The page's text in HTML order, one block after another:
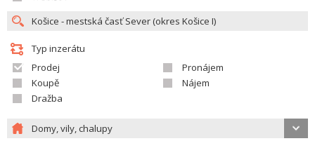
Typ inzerátu
Prodej
Pronájem
Koupě
Nájem
Dražba
Domy, vily, chalupy